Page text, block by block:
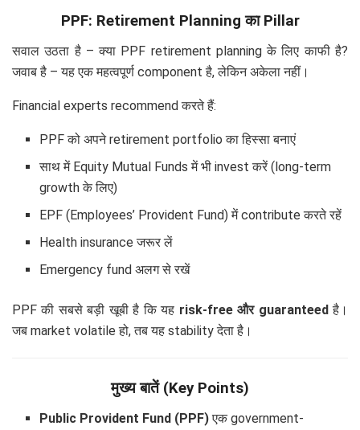
PPF: Retirement Planning का Pillar
सवाल उठता है – क्या PPF retirement planning के लिए काफी है?
जवाब है – यह एक महत्वपूर्ण component है, लेकिन अकेला नहीं।
Financial experts recommend करते हैं:
PPF को अपने retirement portfolio का हिस्सा बनाएं
साथ में Equity Mutual Funds में भी invest करें (long-term
growth के लिए)
EPF (Employees’ Provident Fund) में contribute करते रहें
Health insurance जरूर लें
Emergency fund अलग से रखें
PPF की सबसे बड़ी खूबी है कि यह risk-free और guaranteedहै।
जब market volatile हो, तब यह stability देता है।
मुख्य बातें (Key Points)
Public Provident Fund (PPF)एक government-